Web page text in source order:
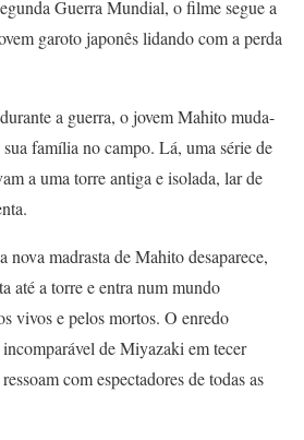
Guerra Mundial, o filme segue a
garoto japonês lidando com a perda
a guerra, o jovem Mahito muda-
família no campo. Lá, uma série de
a uma torre antiga e isolada, lar de
nova madrasta de Mahito desaparece,
até a torre e entra num mundo
vivos e pelos mortos. O enredo
de Miyazaki em tecer
com espectadores de todas as